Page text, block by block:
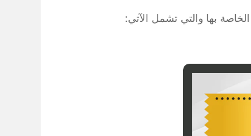
بها والتي تشمل الآتي: